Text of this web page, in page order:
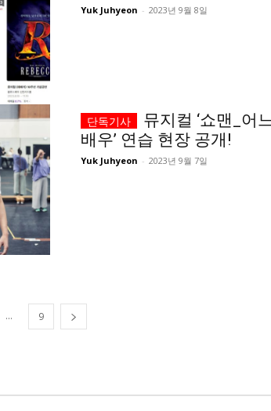
Yuk Juhyeon - 2023년 9월 8일
뮤지컬 ‘쇼맨_어
배우’ 연습 현장 공개!
Yuk Juhyeon - 2023년 9월 7일
... 9